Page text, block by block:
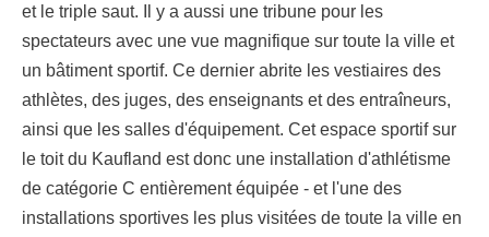
et le triple saut. Il y a aussi une tribune pour les
spectateurs avec une vue magnifique sur toute la ville et
un bâtiment sportif. Ce dernier abrite les vestiaires des
athlètes, des juges, des enseignants et des entraîneurs,
ainsi que les salles d'équipement. Cet espace sportif sur
le toit du Kaufland est donc une installation d'athlétisme
de catégorie C entièrement équipée - et l'une des
installations sportives les plus visitées de toute la ville en